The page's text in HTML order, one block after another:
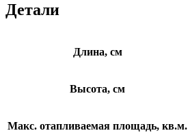
Детали
Длина, см
Высота, см
Макс. отапливаемая площадь, кв.м.